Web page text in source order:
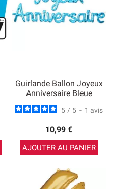
Guirlande Ballon Joyeux
Anniversaire Bleue
5 / 5 - 1 avis
10,99 €
AJOUTER AU PANIER